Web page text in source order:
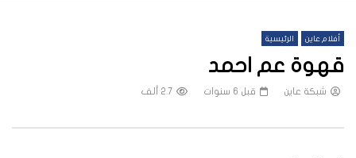
شاهد لاحقاً
أفلام عاين الرئيسية
قهوة عم احمد
شبكة عاين قبل 6 سنوات 2.7 ألف